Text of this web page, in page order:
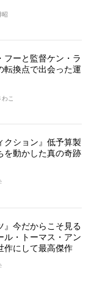
昭
フーと監督ケン・ラ
転換点で出会った運
こ
クション』低予算製
を動かした真の奇跡
』今だからこそ見る
ル・トーマス・アン
作にして最高傑作